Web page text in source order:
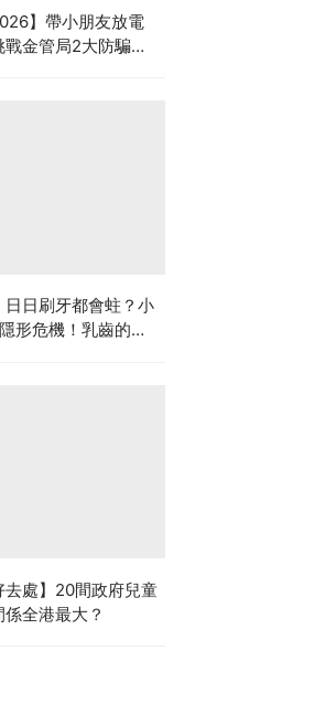
】帶小朋友放電
金管局2大防騙遊
日日刷牙都會蛀？小
形危機！乳齒的琺
去處】20間政府兒童
全港最大？